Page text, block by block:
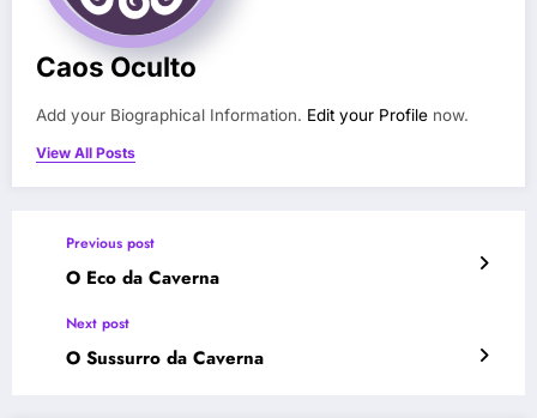
Caos Oculto
Add your Biographical Information. Edit your Profile now.
View All Posts
Previous post
O Eco da Caverna
Next post
O Sussurro da Caverna